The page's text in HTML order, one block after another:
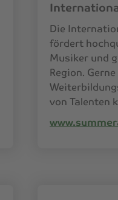
Die
fördert
Musiker und
Region.
von Talenten